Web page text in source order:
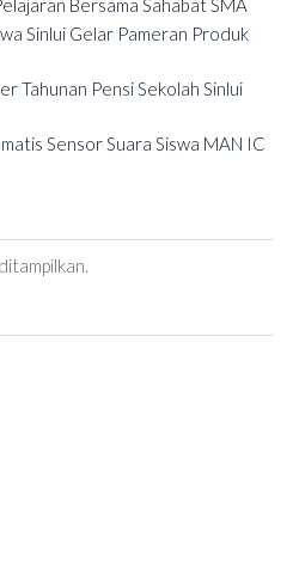
Bersama Sahabat SMA
Sinlui Gelar Pameran Produk
Tahunan Pensi Sekolah Sinlui
Sensor Suara Siswa MAN IC